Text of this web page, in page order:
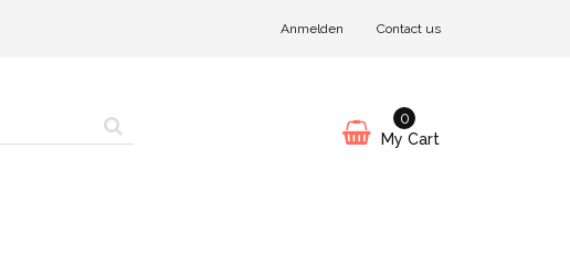
Anmelden Contact us
My Cart
0